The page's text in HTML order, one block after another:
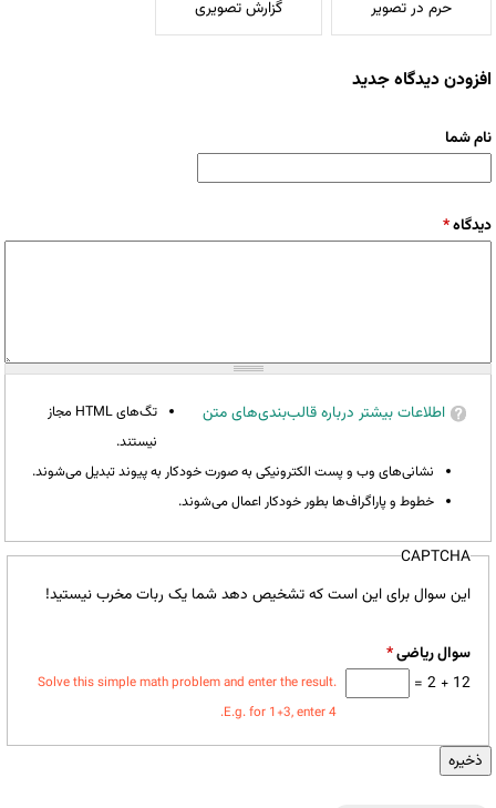
حرم در تصویر گزارش تصویری
افزودن دیدگاه جدید
نام شما
دیدگاه*
اطلاعات بیشتر درباره قالب‌بندی‌های متن
تگ‌های HTML مجاز
نیستند.
نشانی‌های وب و پست الکترونیکی به صورت خودکار به پیوند تبدیل می‌شوند.
خطوط و پاراگراف‌ها بطور خودکار اعمال می‌شوند.
CAPTCHA
این سوال برای این است که تشخیص دهد شما یک ربات مخرب نیستید!
سوال ریاضی*
12 + 2 =
Solve this simple math problem and enter the result.
E.g. for 1+3, enter 4.